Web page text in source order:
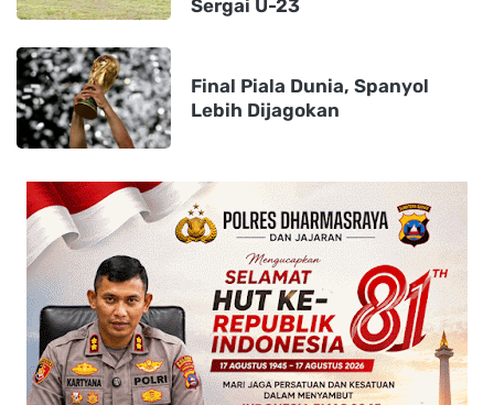
Sergai U-23
Final Piala Dunia, Spanyol
Lebih Dijagokan